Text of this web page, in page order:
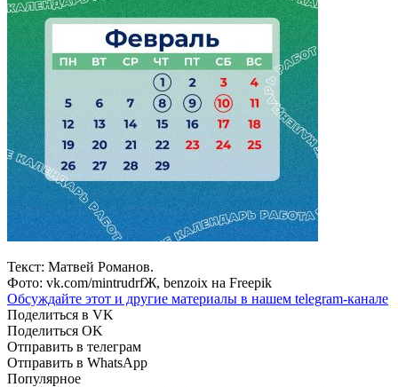
Текст: Матвей Романов.
Фото: vk.com/mintrudrfЖ, benzoix на Freepik
Обсуждайте этот и другие материалы в нашем telegram-канале
Поделиться в VK
Поделиться OK
Отправить в телеграм
Отправить в WhatsApp
Популярное